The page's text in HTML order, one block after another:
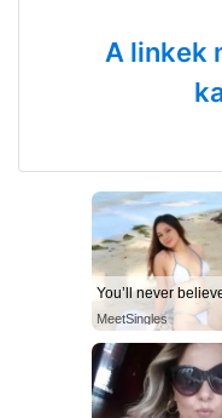
A linkek
MeetSingles